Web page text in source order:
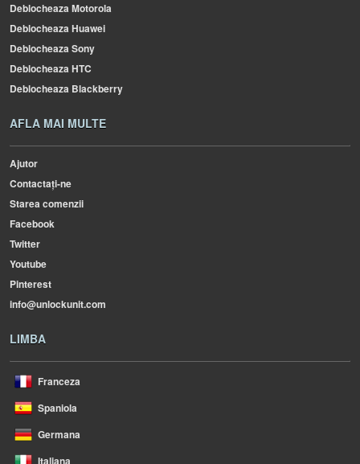
Deblocheaza Motorola
Deblocheaza Huawei
Deblocheaza Sony
Deblocheaza HTC
Deblocheaza Blackberry
AFLA MAI MULTE
Ajutor
Contactați-ne
Starea comenzii
Facebook
Twitter
Youtube
Pinterest
info@unlockunit.com
LIMBA
Franceza
Spaniola
Germana
Italiana